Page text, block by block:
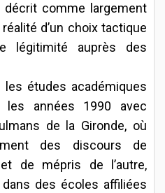
comme largement
d’un choix tactique
légitimité auprès des
études académiques
années 1990 avec
de la Gironde, où
des discours de
de mépris de l’autre,
des écoles affiliées